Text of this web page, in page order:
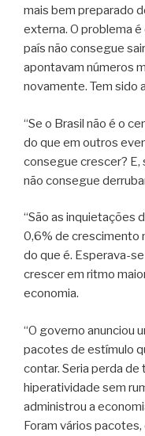
mais bem preparado
externa. O problema
país não consegue
apontavam números
novamente. Tem sido
“Se o Brasil não é o
do que em outros
consegue crescer? E,
não consegue
“São as inquietações
0,6% de crescimento
do que é. Esperava-
crescer em ritmo
economia.
“O governo anunciou
pacotes de estímulo
contar. Seria perda de
hiperatividade sem
administrou a
Foram vários